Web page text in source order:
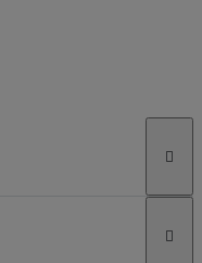

